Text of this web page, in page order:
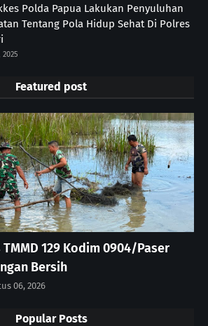
Polda Papua Lakukan Penyuluhan
Tentang Pola Hidup Sehat Di Polres
2025
Featured post
129 Kodim 0904/Paser
Bersih
06, 2026
Popular Posts